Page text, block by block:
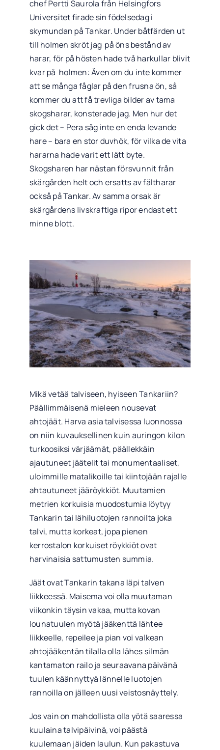
chef Pertti Saurola från Helsingfors
Universitet firade sin födelsedag i
skymundan på Tankar. Under båtfärden ut
till holmen skröt jag på öns bestånd av
harar, för på hösten hade två harkullar blivit
kvar på holmen: Även om du inte kommer
att se många fåglar på den frusna ön, så
kommer du att få trevliga bilder av tama
skogsharar, konsterade jag. Men hur det
gick det – Pera såg inte en enda levande
hare – bara en stor duvhök, för vilka de vita
hararna hade varit ett lätt byte.
Skogsharen har nästan försvunnit från
skärgården helt och ersatts av fältharar
också på Tankar. Av samma orsak är
skärgårdens livskraftiga ripor endast ett
minne blott.
Mikä vetää talviseen, hyiseen Tankariin?
Päällimmäisenä mieleen nousevat
ahtojäät. Harva asia talvisessa luonnossa
on niin kuvauksellinen kuin auringon kilon
turkoosiksi värjäämät, päällekkäin
ajautuneet jäätelit tai monumentaaliset,
uloimmille matalikoille tai kiintojään rajalle
ahtautuneet jääröykkiöt. Muutamien
metrien korkuisia muodostumia löytyy
Tankarin tai lähiluotojen rannoilta joka
talvi, mutta korkeat, jopa pienen
kerrostalon korkuiset röykkiöt ovat
harvinaisia sattumusten summia.
Jäät ovat Tankarin takana läpi talven
liikkeessä. Maisema voi olla muutaman
viikonkin täysin vakaa, mutta kovan
lounatuulen myötä jääkenttä lähtee
liikkeelle, repeilee ja pian voi valkean
ahtojääkentän tilalla olla lähes silmän
kantamaton railo ja seuraavana päivänä
tuulen käännyttyä lännelle luotojen
rannoilla on jälleen uusi veistosnäyttely.
Jos vain on mahdollista olla yötä saaressa
kuulaina talvipäivinä, voi päästä
kuulemaan jäiden laulun. Kun pakastuva